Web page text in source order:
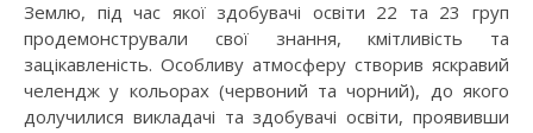
Землю, під час якої здобувачі освіти 22 та 23 груп
продемонстрували свої знання, кмітливість та
зацікавленість. Особливу атмосферу створив яскравий
челендж у кольорах (червоний та чорний), до якого
долучилися викладачі та здобувачі освіти, проявивши